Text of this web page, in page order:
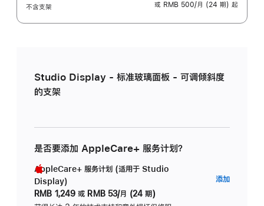
不含支架
或 RMB 500/月 (24 期) 起
Studio Display - 标准玻璃面板 - 可调倾斜度
的支架
是否要添加 AppleCare+ 服务计划？
AppleCare+ 服务计划 (适用于 Studio
Display)
RMB 1,249 或 RMB 53/月 (24 期)
添加